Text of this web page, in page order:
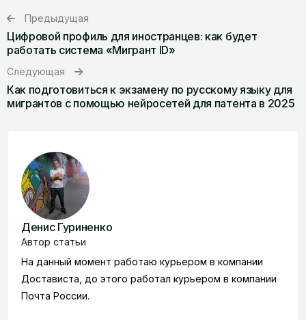
Предыдущая
Цифровой профиль для иностранцев: как будет
работать система «Мигрант ID»
Следующая
Как подготовиться к экзамену по русскому языку для
мигрантов с помощью нейросетей для патента в 2025
Денис Гуриненко
Автор статьи
На данный момент работаю курьером в компании
Достависта, до этого работал курьером в компании
Почта России.